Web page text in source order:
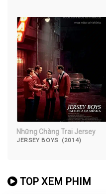
Những Chàng Trai Jersey
JERSEY BOYS (2014)
TOP XEM PHIM